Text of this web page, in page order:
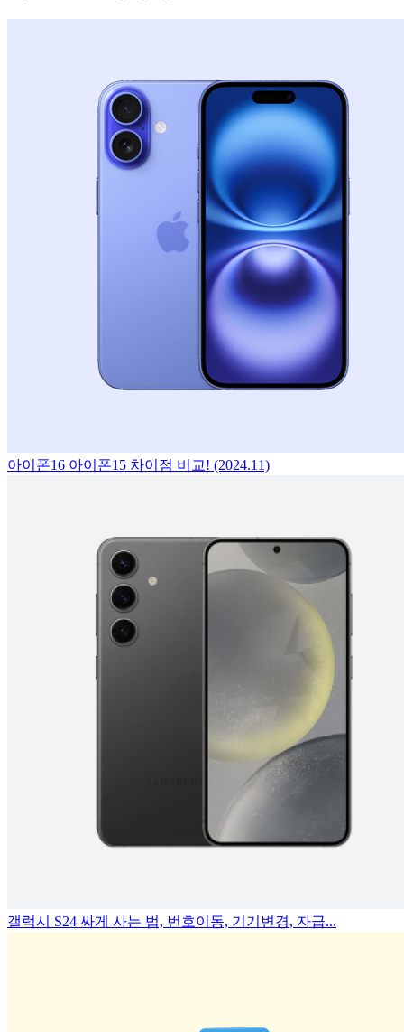
아이폰16 아이폰15 차이점 비교! (2024.11)
갤럭시 S24 싸게 사는 법, 번호이동, 기기변경, 자급...